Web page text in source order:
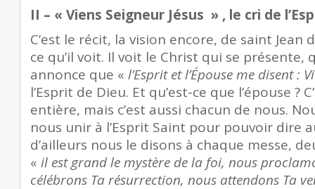
II – « Viens Seigneur Jésus » , le cri de
C’est le récit, la vision encore, de saint Jean
ce qu’il voit. Il voit le Christ qui se
annonce que « l’Esprit et l’Épouse me disent :
l’Esprit de Dieu. Et qu’est-ce que l’épouse ?
entière, mais c’est aussi chacun de nous.
nous unir à l’Esprit Saint pour pouvoir dire
d’ailleurs nous le disons à chaque messe,
«il est grand le mystère de la foi, nous
célébrons Ta résurrection, nous attendons Ta